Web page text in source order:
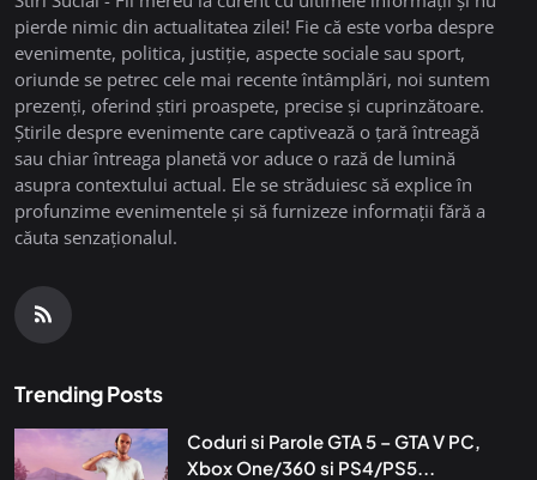
pierde nimic din actualitatea zilei! Fie că este vorba despre
evenimente, politica, justiție, aspecte sociale sau sport,
oriunde se petrec cele mai recente întâmplări, noi suntem
prezenți, oferind știri proaspete, precise și cuprinzătoare.
Știrile despre evenimente care captivează o țară întreagă
sau chiar întreaga planetă vor aduce o rază de lumină
asupra contextului actual. Ele se străduiesc să explice în
profunzime evenimentele și să furnizeze informații fără a
căuta senzaționalul.
Trending Posts
Coduri si Parole GTA 5 – GTA V PC,
Xbox One/360 si PS4/PS5...